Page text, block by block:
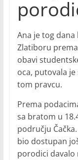
Ana je tog
Zlatiboru
obavi
oca, putovala
tom pravcu.
Prema
sa bratom u
području
bio dostupan
porodici davalo